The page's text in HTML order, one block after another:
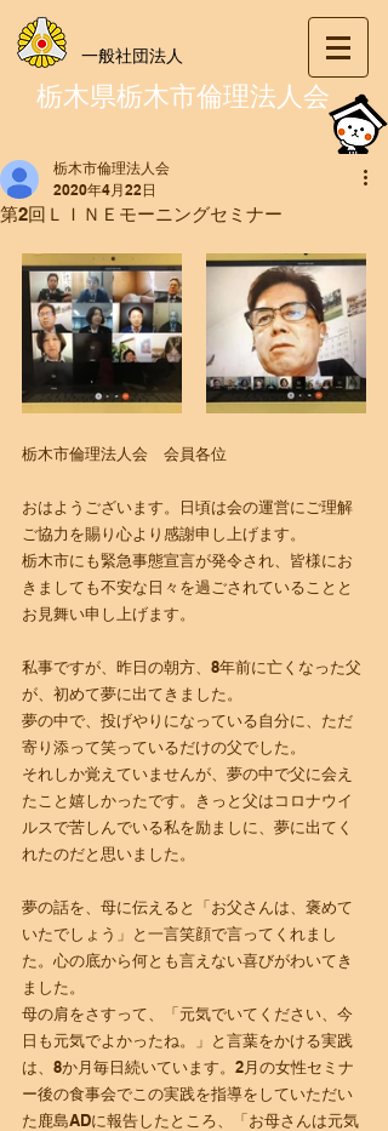
一般社団法人
栃木県栃木市倫理法人会
第2回ＬＩＮＥモーニングセミナー
栃木市倫理法人会
2020年4月22日
栃木市倫理法人会　会員各位
おはようございます。日頃は会の運営にご理解
ご協力を賜り心より感謝申し上げます。
栃木市にも緊急事態宣言が発令され、皆様にお
きましても不安な日々を過ごされていることと
お見舞い申し上げます。
私事ですが、昨日の朝方、8年前に亡くなった父
が、初めて夢に出てきました。
夢の中で、投げやりになっている自分に、ただ
寄り添って笑っているだけの父でした。
それしか覚えていませんが、夢の中で父に会え
たこと嬉しかったです。きっと父はコロナウイ
ルスで苦しんでいる私を励ましに、夢に出てく
れたのだと思いました。
夢の話を、母に伝えると「お父さんは、褒めて
いたでしょう」と一言笑顔で言ってくれまし
た。心の底から何とも言えない喜びがわいてき
ました。
母の肩をさすって、「元気でいてください、今
日も元気でよかったね。」と言葉をかける実践
は、8か月毎日続いています。2月の女性セミナ
ー後の食事会でこの実践を指導をしていただい
た鹿島ADに報告したところ、「お母さんは元気